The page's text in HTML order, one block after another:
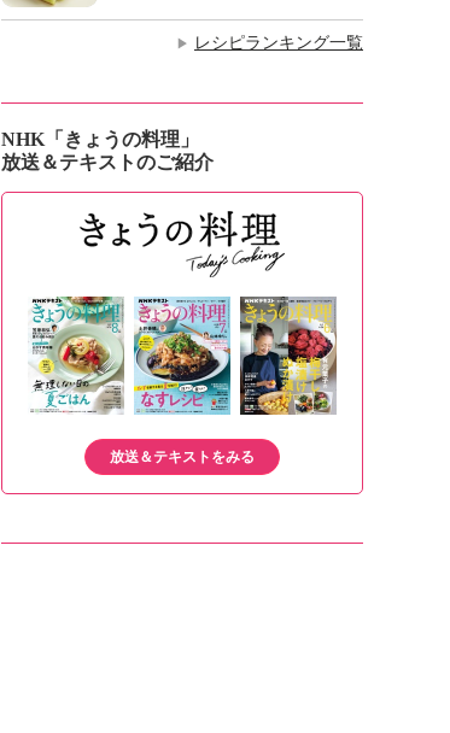
▶ レシピランキング一覧
NHK「きょうの料理」
放送＆テキストのご紹介
放送＆テキストをみる